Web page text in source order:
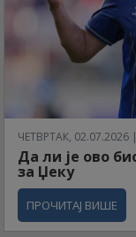
ЧЕТВРТАК, 02.07.2026
Да ли је ово
за Џеку
ПРОЧИТАЈ ВИШЕ